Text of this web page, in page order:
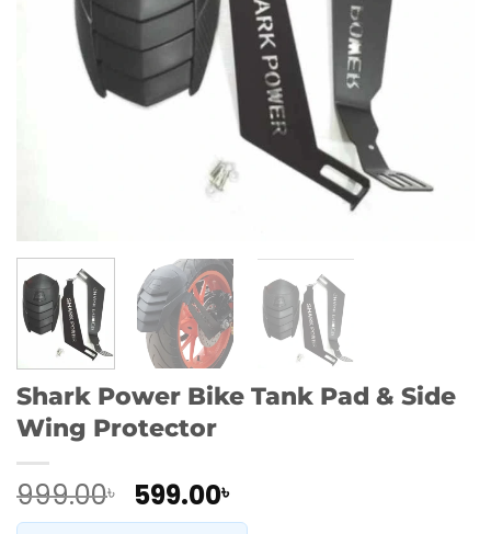
Shark Power Bike Tank Pad & Side
Wing Protector
999.00৳ Original
price
599.00৳
price